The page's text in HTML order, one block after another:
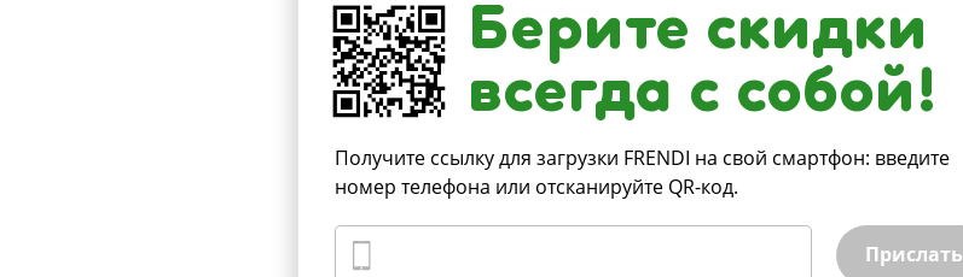
Берите скидки
всегда с собой!
Получите ссылку для загрузки FRENDI на свой смартфон: введите
номер телефона или отсканируйте QR-код.
Прислать